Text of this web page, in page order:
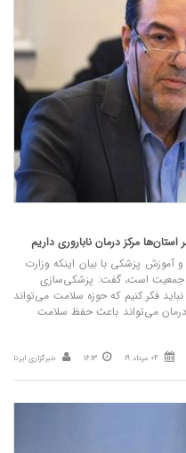
پزشکی با بیان اینکه وزارت
است، گفت: پزشکی‌سازی
فکر کنیم که حوزه سلامت می‌تواند
می‌تواند باعث حفظ سلامت
04 مرداد 19 16:13 خبرگزاری ایرنا